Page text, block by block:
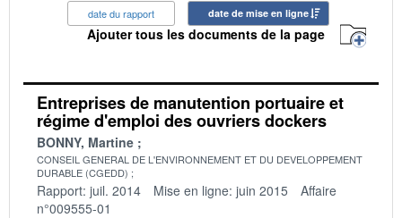
date du rapport date de mise en ligne
Ajouter tous les documents de la page
Entreprises de manutention portuaire et
régime d'emploi des ouvriers dockers
BONNY, Martine
CONSEIL GENERAL DE L'ENVIRONNEMENT ET DU DEVELOPPEMENT
DURABLE (CGEDD)
Rapport: juil. 2014 Mise en ligne: juin 2015
Affaire
n°009555-01